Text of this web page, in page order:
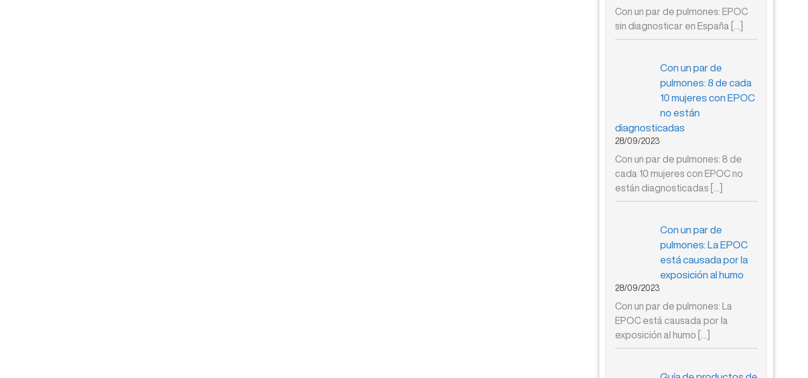
Con un par de pulmones: EPOC
sin diagnosticar en España […]
Con un par de
pulmones: 8 de cada
10 mujeres con EPOC
no están
diagnosticadas
28/09/2023
Con un par de pulmones: 8 de
cada 10 mujeres con EPOC no
están diagnosticadas […]
Con un par de
pulmones: La EPOC
está causada por la
exposición al humo
28/09/2023
Con un par de pulmones: La
EPOC está causada por la
exposición al humo […]